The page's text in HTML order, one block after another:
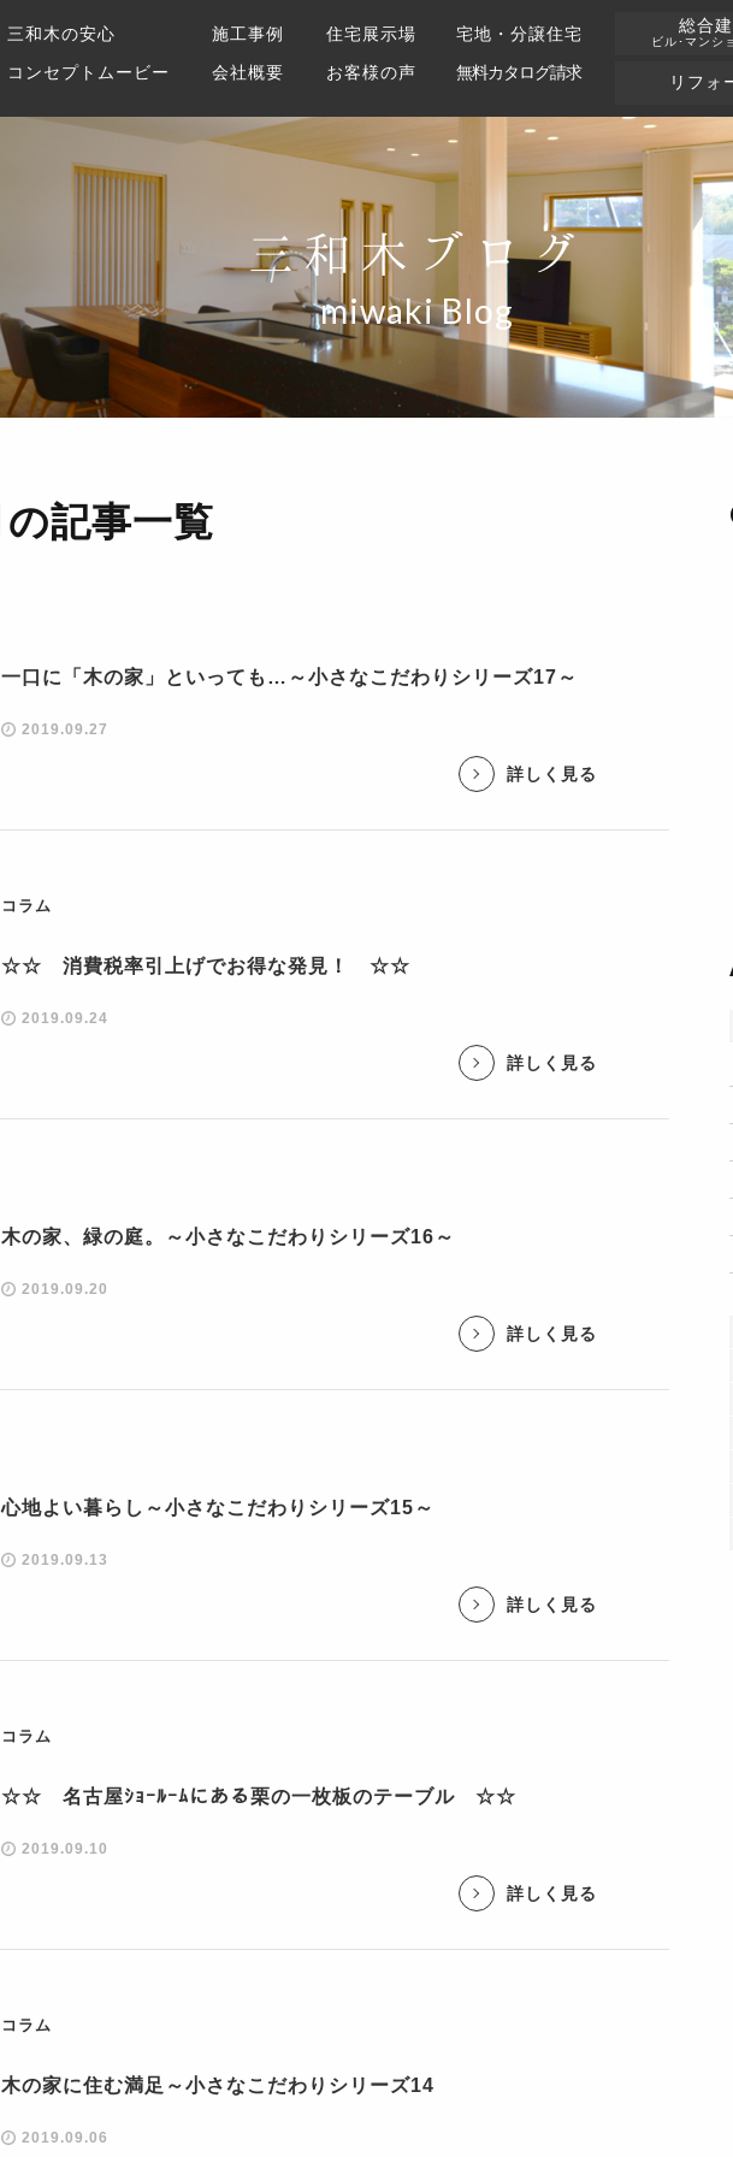
三和木の安心 施工事例 住宅展示場 宅地・分譲住宅
コンセプトムービー 会社概要 お客様の声 無料カタログ請求
総合
ビル･マンシ
リフォ
三和木ブログ
miwaki Blog
の記事一覧
一口に「木の家」といっても…～小さなこだわりシリーズ17～
2019.09.27
詳しく見る
コラム
☆☆ 消費税率引上げでお得な発見！ ☆☆
2019.09.24
詳しく見る
木の家、緑の庭。～小さなこだわりシリーズ16～
2019.09.20
詳しく見る
心地よい暮らし～小さなこだわりシリーズ15～
2019.09.13
詳しく見る
コラム
☆☆ 名古屋ｼｮｰﾙｰﾑにある栗の一枚板のテーブル ☆☆
2019.09.10
詳しく見る
コラム
木の家に住む満足～小さなこだわりシリーズ14
2019.09.06